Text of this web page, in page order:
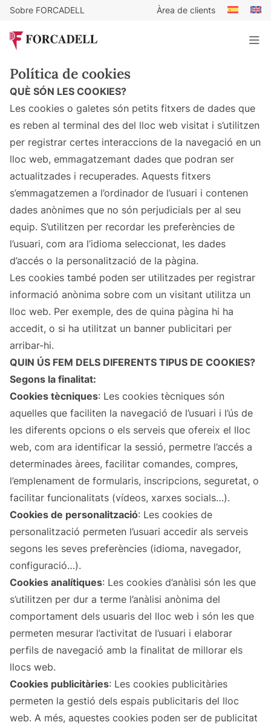
Sobre FORCADELL Àrea de clients
Política de cookies
QUÈ SÓN LES COOKIES?
Les cookies o galetes són petits fitxers de dades que
es reben al terminal des del lloc web visitat i s’utilitzen
per registrar certes interaccions de la navegació en un
lloc web, emmagatzemant dades que podran ser
actualitzades i recuperades. Aquests fitxers
s’emmagatzemen a l’ordinador de l’usuari i contenen
dades anònimes que no són perjudicials per al seu
equip. S’utilitzen per recordar les preferències de
l’usuari, com ara l’idioma seleccionat, les dades
d’accés o la personalització de la pàgina.
Les cookies també poden ser utilitzades per registrar
informació anònima sobre com un visitant utilitza un
lloc web. Per exemple, des de quina pàgina hi ha
accedit, o si ha utilitzat un banner publicitari per
arribar-hi.
QUIN ÚS FEM DELS DIFERENTS TIPUS DE COOKIES?
Segons la finalitat:
Cookies tècniques: Les cookies tècniques són
aquelles que faciliten la navegació de l’usuari i l’ús de
les diferents opcions o els serveis que ofereix el lloc
web, com ara identificar la sessió, permetre l’accés a
determinades àrees, facilitar comandes, compres,
l’emplenament de formularis, inscripcions, seguretat, o
facilitar funcionalitats (vídeos, xarxes socials…).
Cookies de personalització: Les cookies de
personalització permeten l’usuari accedir als serveis
segons les seves preferències (idioma, navegador,
configuració…).
Cookies analítiques: Les cookies d’anàlisi són les que
s’utilitzen per dur a terme l’anàlisi anònima del
comportament dels usuaris del lloc web i són les que
permeten mesurar l’activitat de l’usuari i elaborar
perfils de navegació amb la finalitat de millorar els
llocs web.
Cookies publicitàries: Les cookies publicitàries
permeten la gestió dels espais publicitaris del lloc
web. A més, aquestes cookies poden ser de publicitat